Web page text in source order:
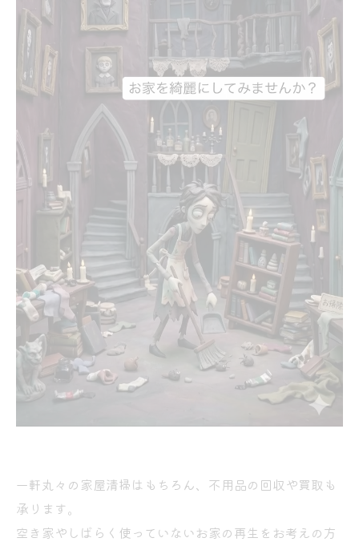
一軒丸々の家屋清掃はもちろん、不用品の回収や買取も
承ります。
空き家やしばらく使っていないお家の再生をお考えの方